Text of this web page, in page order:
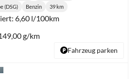
(DSG)
Kraftstoff:
Benzin
Kilometerstand:
39 km
6,60 l/100km
g/km
Fahrzeug parken